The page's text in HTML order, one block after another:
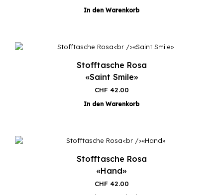
In den Warenkorb
Stofftasche Rosa
«Saint Smile»
CHF 42.00
In den Warenkorb
Stofftasche Rosa
«Hand»
CHF 42.00